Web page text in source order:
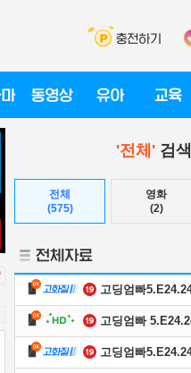
'전체' 검
전체
(575)
영화
(2)
고딩엄빠
고딩엄빠
고딩엄빠